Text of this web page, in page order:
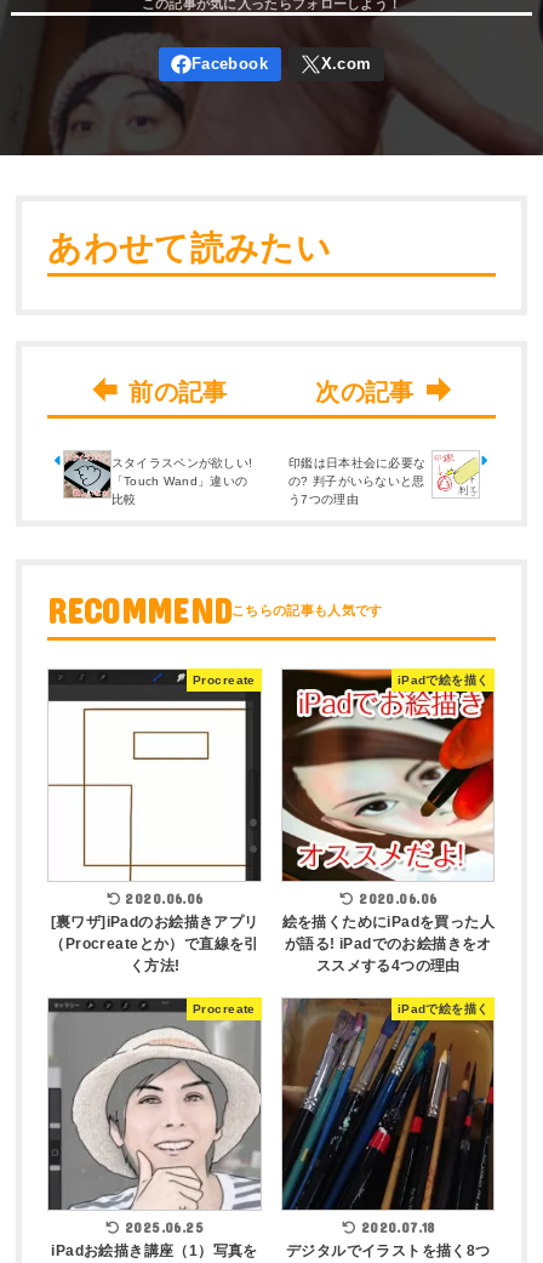
あわせて読みたい
スタイラスペンが欲しい!
「Touch Wand」違いの
比較
印鑑は日本社会に必要な
の? 判子がいらないと思
う7つの理由
RECOMMEND
Procreate
2020.06.06
[裏ワザ]iPadのお絵描きアプリ
（Procreateとか）で直線を引
く方法!
iPadで絵を描く
2020.06.06
絵を描くためにiPadを買った人
が語る! iPadでのお絵描きをオ
ススメする4つの理由
Procreate
2025.06.25
iPadお絵描き講座（1）写真を
iPadで絵を描く
2020.07.18
デジタルでイラストを描く8つ